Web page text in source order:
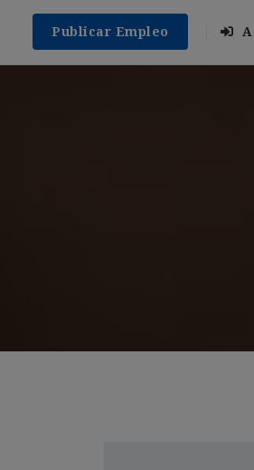
Publicar Empleo